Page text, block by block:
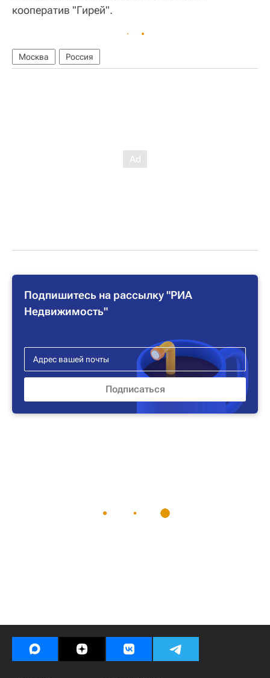
кооператив "Гирей".
Москва Россия
Подпишитесь на рассылку "РИА
Недвижимость"